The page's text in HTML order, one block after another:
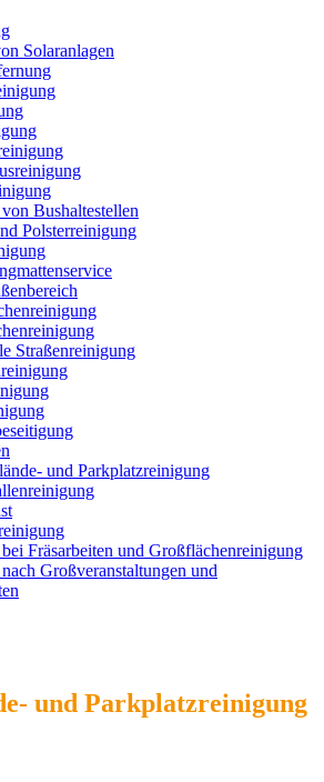
Solaranlagen
Bushaltestellen
Polsterreinigung
Straßenreinigung
und Parkplatzreinigung
Fräsarbeiten und Großflächenreinigung
Großveranstaltungen und
und Parkplatzreinigung